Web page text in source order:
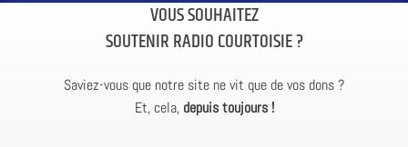
VOUS SOUHAITEZ
SOUTENIR RADIO COURTOISIE ?
Saviez-vous que notre site ne vit que de vos dons ?
Et, cela, depuis toujours !